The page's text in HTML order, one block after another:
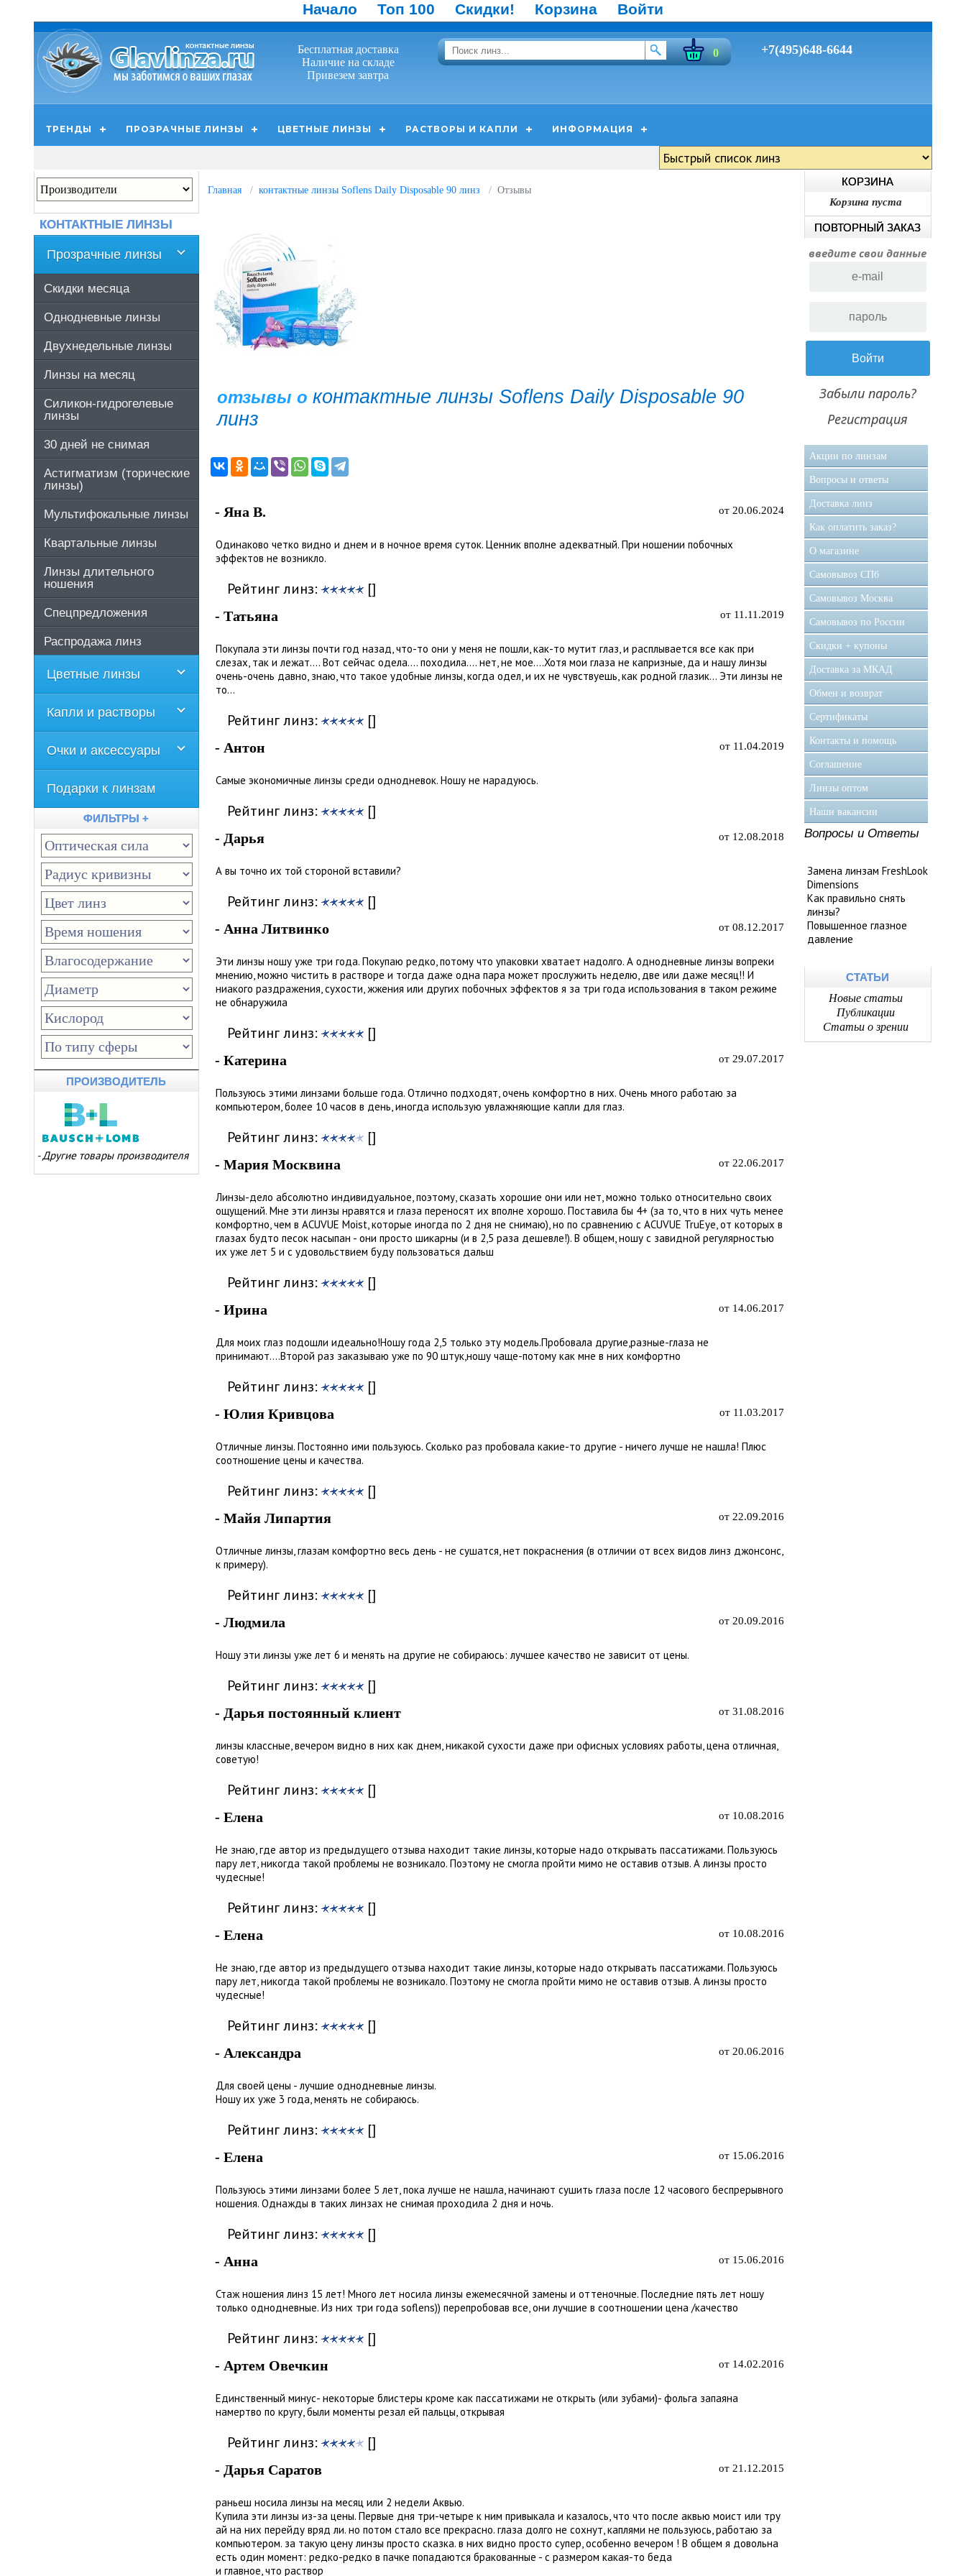
Начало Топ 100 Скидки! Корзина Войти
Бесплатная доставка
Наличие на складе
Привезем завтра
0 +7(495)648-6644
ТРЕНДЫ ПРОЗРАЧНЫЕ ЛИНЗЫ ЦВЕТНЫЕ ЛИНЗЫ РАСТВОРЫ И КАПЛИ ИНФОРМАЦИЯ
Главная контактные линзы Soflens Daily Disposable 90 линз Отзывы
отзывы о контактные линзы Soflens Daily Disposable 90
линз
- Яна В. от 20.06.2024
Одинаково четко видно и днем и в ночное время суток. Ценник вполне адекватный. При ношении побочных
эффектов не возникло.
Рейтинг линз: []
- Татьяна от 11.11.2019
Покупала эти линзы почти год назад, что-то они у меня не пошли, как-то мутит глаз, и расплывается все как при
слезах, так и лежат.... Вот сейчас одела.... походила.... нет, не мое....Хотя мои глаза не капризные, да и нашу линзы
очень-очень давно, знаю, что такое удобные линзы, когда одел, и их не чувствуешь, как родной глазик... Эти линзы не
то...
Рейтинг линз: []
- Антон от 11.04.2019
Самые экономичные линзы среди однодневок. Ношу не нарадуюсь.
Рейтинг линз: []
- Дарья от 12.08.2018
А вы точно их той стороной вставили?
Рейтинг линз: []
- Анна Литвинко от 08.12.2017
Эти линзы ношу уже три года. Покупаю редко, потому что упаковки хватает надолго. А однодневные линзы вопреки
мнению, можно чистить в растворе и тогда даже одна пара может прослужить неделю, две или даже месяц!! И
ниакого раздражения, сухости, жжения или других побочных эффектов я за три года использования в таком режиме
не обнаружила
Рейтинг линз: []
- Катерина от 29.07.2017
Пользуюсь этими линзами больше года. Отлично подходят, очень комфортно в них. Очень много работаю за
компьютером, более 10 часов в день, иногда использую увлажняющие капли для глаз.
Рейтинг линз: []
- Мария Москвина от 22.06.2017
Линзы-дело абсолютно индивидуальное, поэтому, сказать хорошие они или нет, можно только относительно своих
ощущений. Мне эти линзы нравятся и глаза переносят их вполне хорошо. Поставила бы 4+ (за то, что в них чуть менее
комфортно, чем в ACUVUE Moist, которые иногда по 2 дня не снимаю), но по сравнению с ACUVUE TruEye, от которых в
глазах будто песок насыпан - они просто шикарны (и в 2,5 раза дешевле!). В общем, ношу с завидной регулярностью
их уже лет 5 и с удовольствием буду пользоваться дальш
Рейтинг линз: []
- Ирина от 14.06.2017
Для моих глаз подошли идеально!Ношу года 2,5 только эту модель.Пробовала другие,разные-глаза не
принимают....Второй раз заказываю уже по 90 штук,ношу чаще-потому как мне в них комфортно
Рейтинг линз: []
- Юлия Кривцова от 11.03.2017
Отличные линзы. Постоянно ими пользуюсь. Сколько раз пробовала какие-то другие - ничего лучше не нашла! Плюс
соотношение цены и качества.
Рейтинг линз: []
- Майя Липартия от 22.09.2016
Отличные линзы, глазам комфортно весь день - не сушатся, нет покраснения (в отличии от всех видов линз джонсонс,
к примеру).
Рейтинг линз: []
- Людмила от 20.09.2016
Ношу эти линзы уже лет 6 и менять на другие не собираюсь: лучшее качество не зависит от цены.
Рейтинг линз: []
- Дарья постоянный клиент от 31.08.2016
линзы классные, вечером видно в них как днем, никакой сухости даже при офисных условиях работы, цена отличная,
советую!
Рейтинг линз: []
- Елена от 10.08.2016
Не знаю, где автор из предыдущего отзыва находит такие линзы, которые надо открывать пассатижами. Пользуюсь
пару лет, никогда такой проблемы не возникало. Поэтому не смогла пройти мимо не оставив отзыв. А линзы просто
чудесные!
Рейтинг линз: []
- Елена от 10.08.2016
Не знаю, где автор из предыдущего отзыва находит такие линзы, которые надо открывать пассатижами. Пользуюсь
пару лет, никогда такой проблемы не возникало. Поэтому не смогла пройти мимо не оставив отзыв. А линзы просто
чудесные!
Рейтинг линз: []
- Александра от 20.06.2016
Для своей цены - лучшие однодневные линзы.
Ношу их уже 3 года, менять не собираюсь.
Рейтинг линз: []
- Елена от 15.06.2016
Пользуюсь этими линзами более 5 лет, пока лучше не нашла, начинают сушить глаза после 12 часового беспрерывного
ношения. Однажды в таких линзах не снимая проходила 2 дня и ночь.
Рейтинг линз: []
- Анна от 15.06.2016
Стаж ношения линз 15 лет! Много лет носила линзы ежемесячной замены и оттеночные. Последние пять лет ношу
только однодневные. Из них три года soflens)) перепробовав все, они лучшие в соотношении цена /качество
Рейтинг линз: []
- Артем Овечкин от 14.02.2016
Единственный минус- некоторые блистеры кроме как пассатижами не открыть (или зубами)- фольга запаяна
намертво по кругу, были моменты резал ей пальцы, открывая
Рейтинг линз: []
- Дарья Саратов от 21.12.2015
раньеш носила линзы на месяц или 2 недели Аквью.
Купила эти линзы из-за цены. Первые дня три-четыре к ним привыкала и казалось, что что после аквью моист или тру
ай на них перейду вряд ли. но потом стало все прекрасно. глаза долго не сохнут, каплями не пользуюсь, работаю за
компьютером. за такую цену линзы просто сказка. в них видно просто супер, особенно вечером ! В общем я довольна
есть один момент: редко-редко в пачке попадаются бракованные - с размером какая-то беда
и главное, что раствор
КОНТАКТНЫЕ ЛИНЗЫ
Прозрачные линзы
Скидки месяца
Однодневные линзы
Двухнедельные линзы
Линзы на месяц
Силикон-гидрогелевые
линзы
30 дней не снимая
Астигматизм (торические
линзы)
Мультифокальные линзы
Квартальные линзы
Линзы длительного
ношения
Спецпредложения
Распродажа линз
Цветные линзы
Капли и растворы
Очки и аксессуары
Подарки к линзам
ФИЛЬТРЫ +
ПРОИЗВОДИТЕЛЬ
-Другие товары производителя
КОРЗИНА
Корзина пуста
ПОВТОРНЫЙ ЗАКАЗ
введите свои данные
Забыли пароль?
Регистрация
Акции по линзам
Вопросы и ответы
Доставка линз
Как оплатить заказ?
О магазине
Самовывоз CПб
Самовывоз Москва
Самовывоз по России
Скидки + купоны
Доставка за МКАД
Обмен и возврат
Сертификаты
Контакты и помощь
Соглашение
Линзы оптом
Наши вакансии
Вопросы и Ответы
Замена линзам FreshLook
Dimensions
Как правильно снять
линзы?
Повышенное глазное
давление
СТАТЬИ
Новые статьи
Публикации
Статьи о зрении